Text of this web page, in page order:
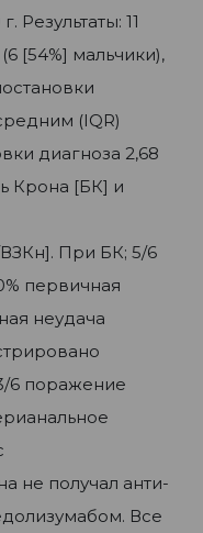
Результаты: 11
[54%] мальчики),
(IQR)
диагноза 2,68
Крона [БК] и
При БК; 5/6
первичная
неудача
6 поражение
не получал анти-
Все